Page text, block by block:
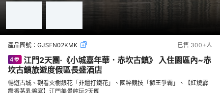
產品團號： GJSFN02KMK 已售 300+人
江門2天團·《小城嘉年華．赤坎古鎮》 入住園區內~赤
坎古鎮旅遊度假區長盛酒店
暢遊古城、觀看火樹銀花「非遺打鐵花」、國粹競技「獅王爭霸」、【紅燒霹
靂香茅乳鴿宴】江門美景純玩2天團